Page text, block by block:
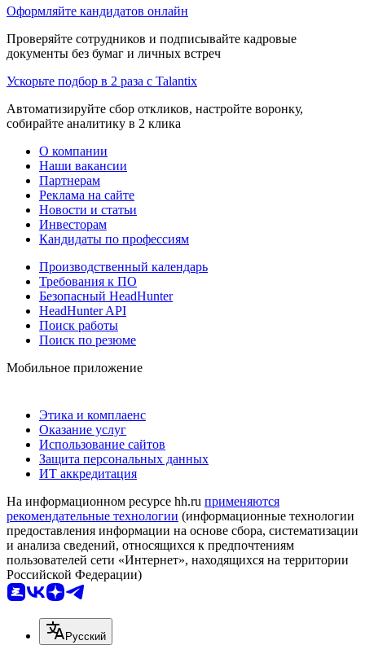
Оформляйте кандидатов онлайн
Проверяйте сотрудников и подписывайте кадровые
документы без бумаг и личных встреч
Ускорьте подбор в 2 раза с Talantix
Автоматизируйте сбор откликов, настройте воронку,
собирайте аналитику в 2 клика
О компании
Наши вакансии
Партнерам
Реклама на сайте
Новости и статьи
Инвесторам
Кандидаты по профессиям
Производственный календарь
Требования к ПО
Безопасный HeadHunter
HeadHunter API
Поиск работы
Поиск по резюме
Мобильное приложение
Этика и комплаенс
Оказание услуг
Использование сайтов
Защита персональных данных
ИТ аккредитация
На информационном ресурсе hh.ru применяются
рекомендательные технологии (информационные технологии
предоставления информации на основе сбора, систематизации
и анализа сведений, относящихся к предпочтениям
пользователей сети «Интернет», находящихся на территории
Российской Федерации)
Русский